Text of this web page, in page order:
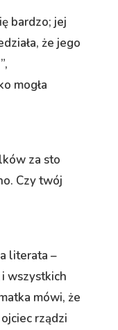
bardzo; jej
że jego
mogła
za sto
Czy twój
literata –
wszystkich
mówi, że
rządzi